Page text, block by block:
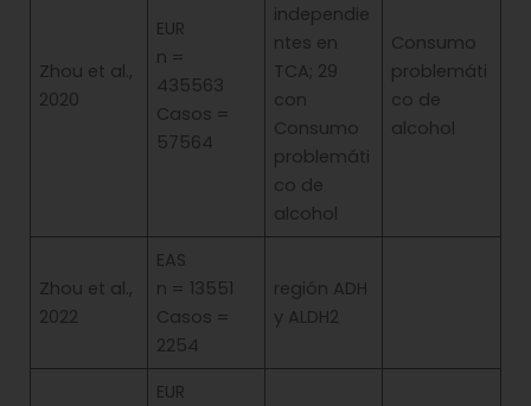
Zhou et al.,
2020
EUR
n =
435563
Casos =
57564
independie
ntes en
TCA; 29
con
Consumo
problemáti
co de
alcohol
Consumo
problemáti
co de
alcohol
Zhou et al.,
2022
EAS
n = 13551
Casos =
2254
región ADH
y ALDH2
EUR